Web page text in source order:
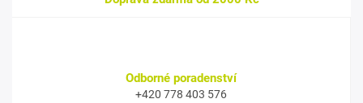
Odborné poradenství
+420 778 403 576